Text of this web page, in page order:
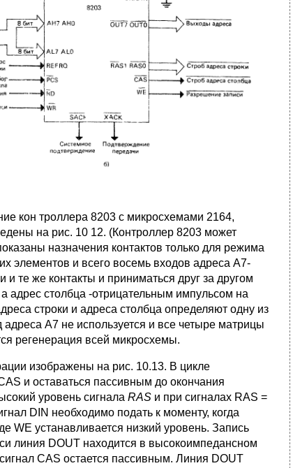
кон троллера 8203 с микросхемами 2164,
на рис. 10 12. (Контроллер 8203 мо­жет
назначения контактов только для режима
элементов и всего восемь входов адреса А7-
те же контакты и приниматься друг за другом
адрес столбца -отрицательным импульсом на
строки и адреса столбца определяют одну из
А7 не используется и все четыре матрицы
регенерация всей микросхемы.
изображены на рис. 10.13. В цикле
и оставаться пассивным до окончания
уровень сигнала RAS и при сигналах RAS =
DIN необходимо подать к мо­менту, когда
WE устанавливается низкий уровень. Запись
линия DOUT находится в высокоимпедансном
CAS остается пассивным. Линия DOUT